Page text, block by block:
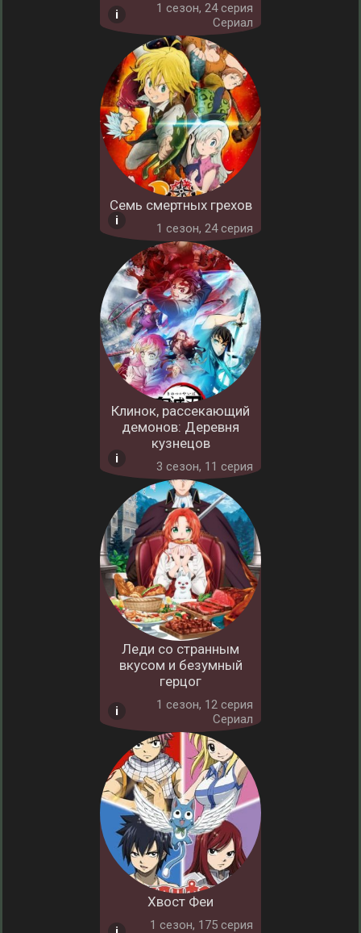
1 cезон, 24 серия
Сериал
Семь смертных грехов
1 cезон, 24 серия
Клинок, рассекающий
демонов: Деревня
кузнецов
3 cезон, 11 серия
Леди со странным
вкусом и безумный
герцог
1 cезон, 12 серия
Сериал
Хвост Феи
1 cезон, 175 серия